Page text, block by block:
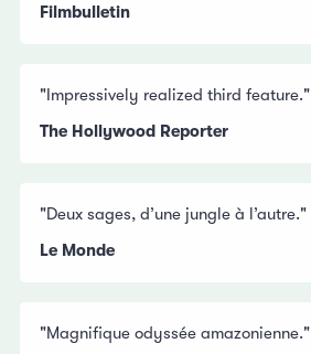
Filmbulletin
"Impressively realized third feature."
The Hollywood Reporter
"Deux sages, d’une jungle à l’autre."
Le Monde
"Magnifique odyssée amazonienne."